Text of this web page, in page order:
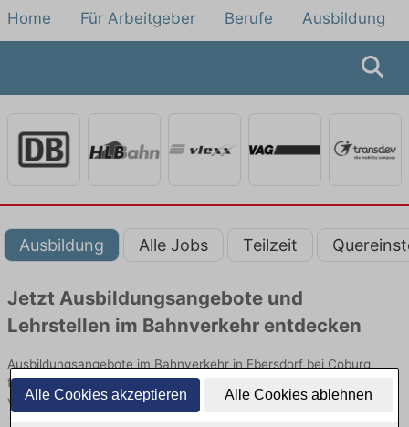
Alle Cookies akzeptieren Alle Cookies ablehnen
Home Für Arbeitgeber Berufe Ausbildung
Ausbildung Alle Jobs Teilzeit
Jetzt Ausbildungsangebote und
Lehrstellen im Bahnverkehr entdecken
Ausbildungsangebote im Bahnverkehr in Ebersdorf bei Coburg
finden Sie von namhaften Firmen. Entdecken Sie freie Optionen
von Top-Arbeitgebern und bewerben Sie sich noch heute.